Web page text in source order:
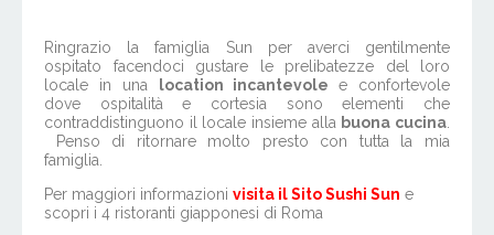
Ringrazio la famiglia Sun per averci gentilmente
ospitato facendoci gustare le prelibatezze del loro
locale in una location incantevolee confortevole
dove ospitalità e cortesia sono elementi che
contraddistinguono il locale insieme alla buona cucina.
Penso di ritornare molto presto con tutta la mia
famiglia.
Per maggiori informazioni visita il Sito Sushi Sun e
scopri i 4 ristoranti giapponesi di Roma